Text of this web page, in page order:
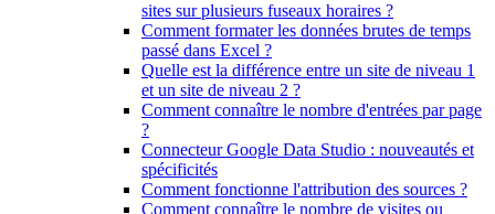
sites sur plusieurs fuseaux horaires ?
Comment formater les données brutes de temps
passé dans Excel ?
Quelle est la différence entre un site de niveau 1
et un site de niveau 2 ?
Comment connaître le nombre d'entrées par page
?
Connecteur Google Data Studio : nouveautés et
spécificités
Comment fonctionne l'attribution des sources ?
Comment connaître le nombre de visites ou